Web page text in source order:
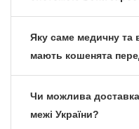
Яку саме медичну та
мають кошенята
Чи можлива доставка
межі України?